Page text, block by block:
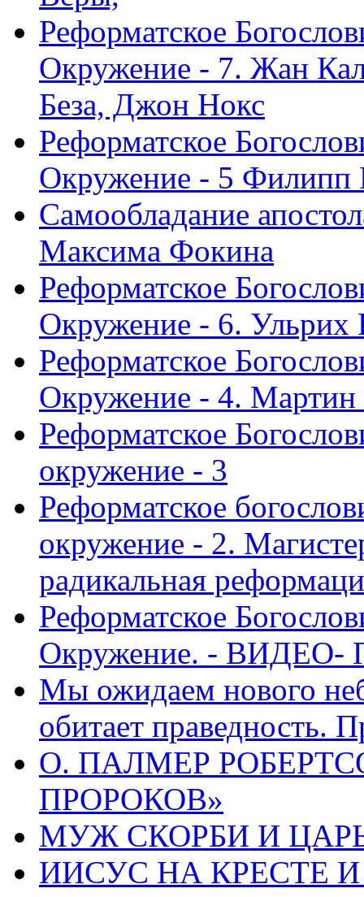
Реформатское
Окружение - 7. Жан
Беза, Джон Нокс
Реформатское
Окружение - 5 Филипп
Самообладание
Максима Фокина
Реформатское
Окружение - 6. Ульрих
Реформатское
Окружение - 4.
Реформатское
окружение - 3
Реформатское
окружение - 2.
радикальная
Реформатское
Окружение. - ВИДЕО-
Мы ожидаем нового
обитает праведность.
О. ПАЛМЕР
ПРОРОКОВ»
МУЖ СКОРБИ И ЦАРЬ
ИИСУС НА КРЕСТЕ